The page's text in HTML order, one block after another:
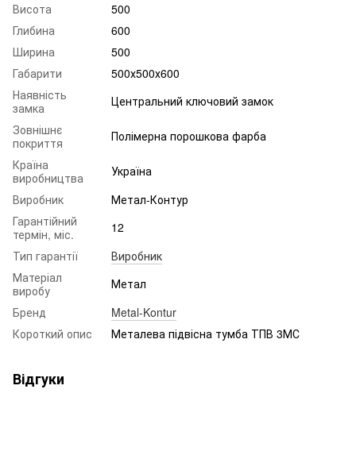
Висота
500
Глибина
600
Ширина
500
Габарити
500х500х600
Наявність
замка
Центральний ключовий замок
Зовнішнє
покриття
Полімерна порошкова фарба
Країна
виробництва
Україна
Виробник
Метал-Контур
Гарантійний
термін, міс.
12
Тип гарантії
Виробник
Матеріал
виробу
Метал
Бренд
Metal-Kontur
Короткий опис
Металева підвісна тумба ТПВ 3МС
Відгуки